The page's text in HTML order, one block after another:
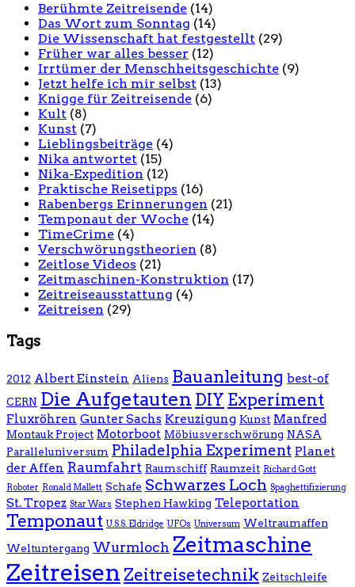
Berühmte Zeitreisende (14)
Das Wort zum Sonntag (14)
Die Wissenschaft hat festgestellt (29)
Früher war alles besser (12)
Irrtümer der Menschheitsgeschichte (9)
Jetzt helfe ich mir selbst (13)
Knigge für Zeitreisende (6)
Kult (8)
Kunst (7)
Lieblingsbeiträge (4)
Nika antwortet (15)
Nika-Expedition (12)
Praktische Reisetipps (16)
Rabenbergs Erinnerungen (21)
Temponaut der Woche (14)
TimeCrime (4)
Verschwörungstheorien (8)
Zeitlose Videos (21)
Zeitmaschinen-Konstruktion (17)
Zeitreiseausstattung (4)
Zeitreisen (29)
Tags
2012 Albert Einstein Aliens Bauanleitung best-of
CERN Die Aufgetauten DIY Experiment
Fluxröhren Gunter Sachs Kreuzigung Kunst Manfred
Montauk Project Motorboot Möbiusverschwörung NASA
Paralleluniversum Philadelphia Experiment Planet
der Affen Raumfahrt Raumschiff Raumzeit Richard Gott
Roboter Ronald Mallett Schafe Schwarzes Loch Spaghettifizierung
St. Tropez Star Wars Stephen Hawking Teleportation
Temponaut U.S.S. Eldridge UFOs Universum Weltraumaffen
Weltuntergang Wurmloch Zeitmaschine
Zeitreisen Zeitreisetechnik Zeitschleife